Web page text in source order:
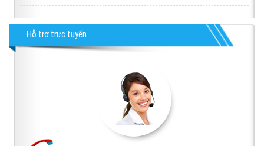
Hỗ trợ trực tuyến